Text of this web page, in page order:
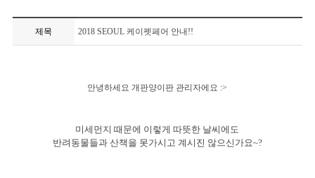
제목 2018 SEOUL 케이펫페어 안내!!
안녕하세요 개판양이판 관리자에요 :>
미세먼지 때문에 이렇게 따뜻한 날씨에도
반려동물들과 산책을 못가시고 계시진 않으신가요~?